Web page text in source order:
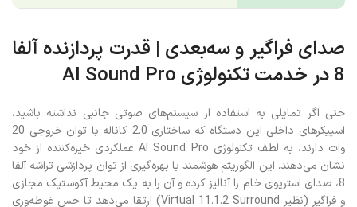
صدای فراگیر و سه‌بعدی | قدرت پردازنده آلفا
8 در خدمت تکنولوژی AI Sound Pro
حتی اگر تمایلی به استفاده از سیستم‌های صوتی جانبی نداشته باشید،
اسپیکرهای داخلی این دستگاه که ساختاری 2.0 کاناله با توان خروجی 20
وات دارند، به لطف تکنولوژی AI Sound Pro عملکردی خیره‌کننده از خود
نشان می‌دهند. این الگوریتم هوشمند با بهره‌گیری از توان پردازشی تراشه آلفا
8، صدای استریوی خام را آنالیز کرده و آن را به یک محیط آکوستیک مجازی
و فراگیر (نظیر Virtual 11.1.2 Surround) ارتقا می‌دهد تا حس غوطه‌وری